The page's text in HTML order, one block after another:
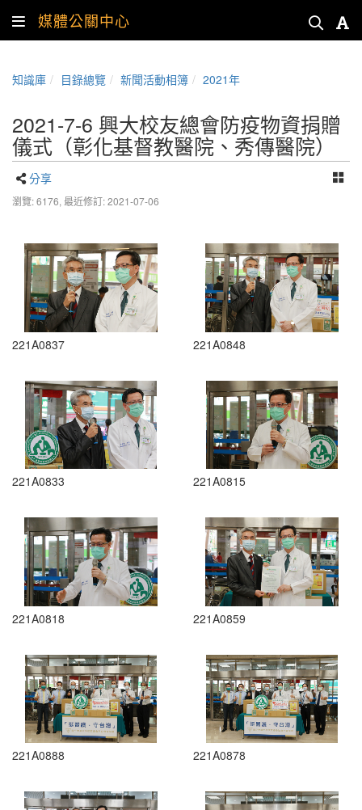
媒體公關中心
知識庫 目錄總覽 新聞活動相簿 2021年
2021-7-6 興大校友總會防疫物資捐贈
儀式（彰化基督教醫院、秀傳醫院）
分享
瀏覽: 6176, 最近修訂: 2021-07-06
221A0837 221A0848
221A0833 221A0815
221A0818 221A0859
221A0888 221A0878